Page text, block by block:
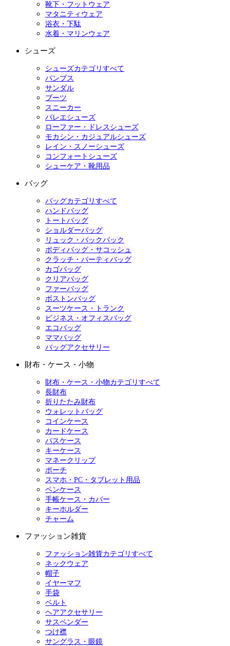
靴下・フットウェア
マタニティウェア
浴衣・下駄
水着・マリンウェア
シューズ
シューズカテゴリすべて
パンプス
サンダル
ブーツ
スニーカー
バレエシューズ
ローファー・ドレスシューズ
モカシン・カジュアルシューズ
レイン・スノーシューズ
コンフォートシューズ
シューケア・靴用品
バッグ
バッグカテゴリすべて
ハンドバッグ
トートバッグ
ショルダーバッグ
リュック・バックパック
ボディバッグ・サコッシュ
クラッチ・パーティバッグ
カゴバッグ
クリアバッグ
ファーバッグ
ボストンバッグ
スーツケース・トランク
ビジネス・オフィスバッグ
エコバッグ
ママバッグ
バッグアクセサリー
財布・ケース・小物
財布・ケース・小物カテゴリすべて
長財布
折りたたみ財布
ウォレットバッグ
コインケース
カードケース
パスケース
キーケース
マネークリップ
ポーチ
スマホ・PC・タブレット用品
ペンケース
手帳ケース・カバー
キーホルダー
チャーム
ファッション雑貨
ファッション雑貨カテゴリすべて
ネックウェア
帽子
イヤーマフ
手袋
ベルト
ヘアアクセサリー
サスペンダー
つけ襟
サングラス・眼鏡